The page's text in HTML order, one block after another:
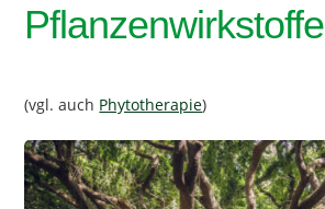
Pflanzenwirkstoffe
(vgl. auch Phytotherapie)